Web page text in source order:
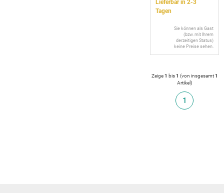
Lieferbar in 2-3
Tagen
Sie können als Gast
(bzw. mit Ihrem
derzeitigen Status)
keine Preise sehen.
Zeige1 bis1 (von insgesamt1
Artikel)
1